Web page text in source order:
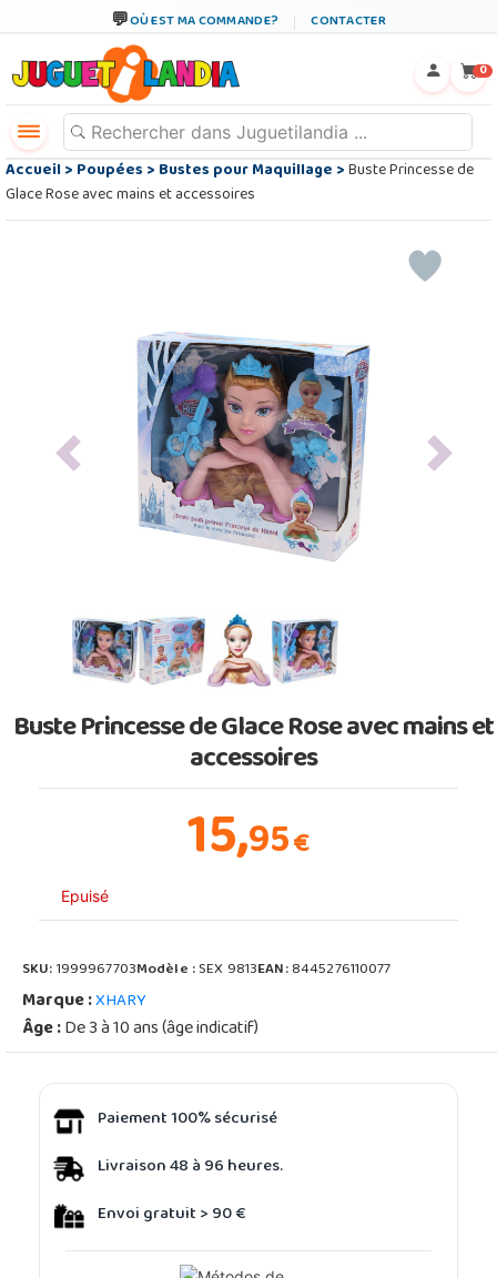
OÙ EST MA COMMANDE? CONTACTER
0
Accueil>Poupées>Bustes pour Maquillage>Buste Princesse de
Glace Rose avec mains et accessoires
Previous Next
Buste Princesse de Glace Rose avec mains et
accessoires
15,95€
Epuisé
SKU:1999967703Modèle :SEX 9813EAN:8445276110077
Marque :XHARY
Âge :De 3 à 10 ans (âge indicatif)
Paiement 100% sécurisé
Livraison 48 à 96 heures.
Envoi gratuit > 90 €